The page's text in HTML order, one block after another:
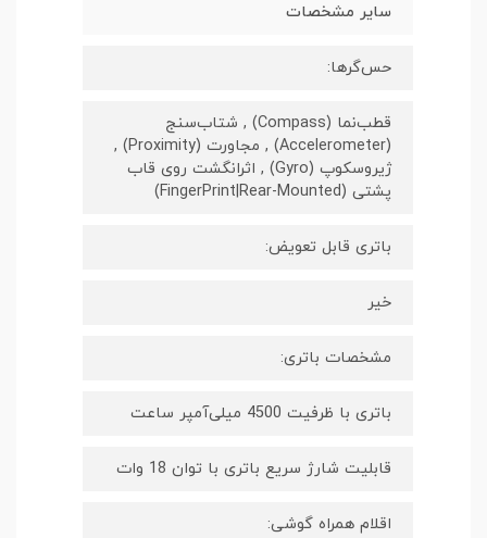
سایر مشخصات
حس‌گرها:
قطب‌نما (Compass) , شتاب‌سنج
(Accelerometer) , مجاورت (Proximity) ,
ژیروسکوپ (Gyro) , اثرانگشت روی قاب
پشتی (FingerPrint|Rear-Mounted)
باتری قابل تعویض:
خیر
مشخصات باتری:
باتری با ظرفیت 4500 میلی‌آمپر ساعت
قابلیت شارژ سریع باتری با توان 18 وات
اقلام همراه گوشی: